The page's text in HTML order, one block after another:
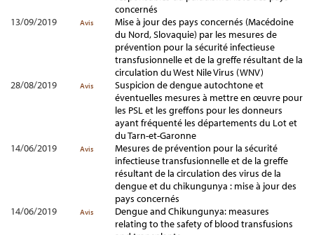
concernés
13/09/2019
Avis
Mise à jour des pays concernés (Macédoine
du Nord, Slovaquie) par les mesures de
prévention pour la sécurité infectieuse
transfusionnelle et de la greffe résultant de la
circulation du West Nile Virus (WNV)
28/08/2019
Avis
Suspicion de dengue autochtone et
éventuelles mesures à mettre en œuvre pour
les PSL et les greffons pour les donneurs
ayant fréquenté les départements du Lot et
du Tarn-et-Garonne
14/06/2019
Avis
Mesures de prévention pour la sécurité
infectieuse transfusionnelle et de la greffe
résultant de la circulation des virus de la
dengue et du chikungunya : mise à jour des
pays concernés
14/06/2019
Avis
Dengue and Chikungunya: measures
relating to the safety of blood transfusions